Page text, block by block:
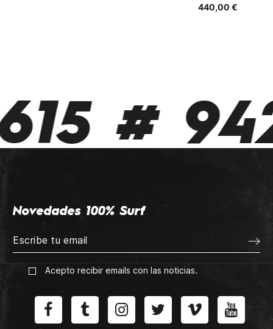
440,00 €
#
Novedades 100% Surf
Acepto recibir emails con las noticias.